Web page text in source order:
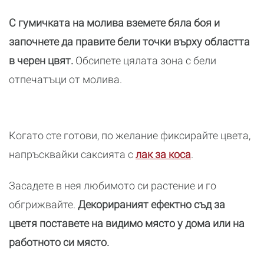
С гумичката на молива вземете бяла боя и
започнете да правите бели точки върху областта
в черен цвят. Обсипете цялата зона с бели
отпечатъци от молива.
Когато сте готови, по желание фиксирайте цвета,
напръсквайки саксията слак за коса.
Засадете в нея любимото си растение и го
обгрижвайте. Декорираният ефектно съд за
цветя поставете на видимо място у дома или на
работното си място.